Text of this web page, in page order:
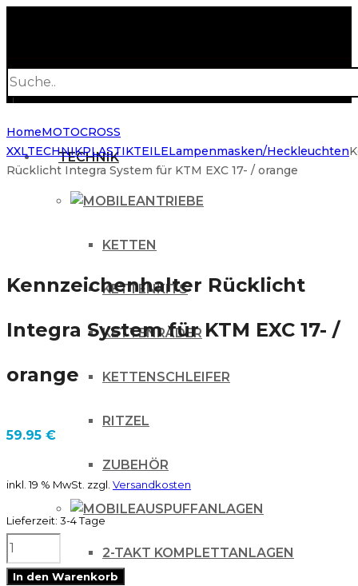
search
TECHNIK
ANTRIEBE
KETTEN
KETTENKITS
KETTENRÄDER
KETTENSCHLEIFER
RITZEL
ZUBEHÖR
AUSPUFFANLAGEN
2-TAKT KOMPLETTANLAGEN
HomeMOTOCROSS
XXLTECHNIKPLASTIKTEILELampenmasken/Heckleuchten
Rücklicht Integra System für KTM EXC 17- / orange
Kennzeichenhalter Rücklicht
Integra System für KTM EXC 17- /
orange
59.95 €
inkl. 19 % MwSt. zzgl. Versandkosten
Lieferzeit: 3-4 Tage
Kennzeichenhalter
Rücklicht
In den Warenkorb